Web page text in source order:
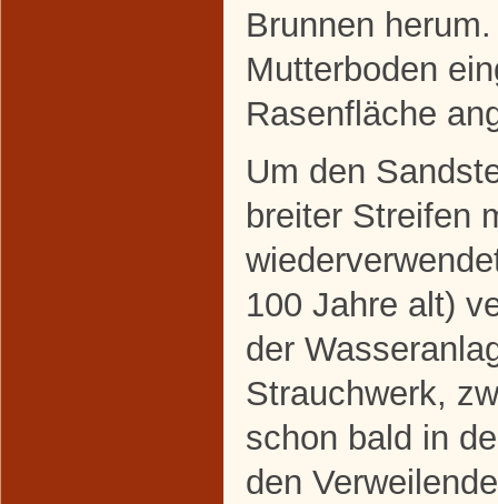
Brunnen
Mutterboden
Rasenfläche
Um den
breiter Streifen
100 Jahre alt)
der
Strauchwerk,
schon bald in
den